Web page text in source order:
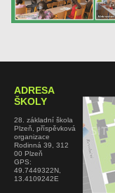
ADRESA
ŠKOLY
28. základní škola
Plzeň, příspěvková
organizace
Rodinná 39, 312
00 Plzeň
GPS:
49.7449322N,
13.4109242E